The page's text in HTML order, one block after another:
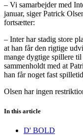
– Vi samarbejder med
januar, siger Patrick
fortsætter:
– Inter har stadig store
at han får den rigtige
mange dygtige spillere
sammenholdt med at
han får noget fast
Olsen har ingen
In this article
D' BOLD